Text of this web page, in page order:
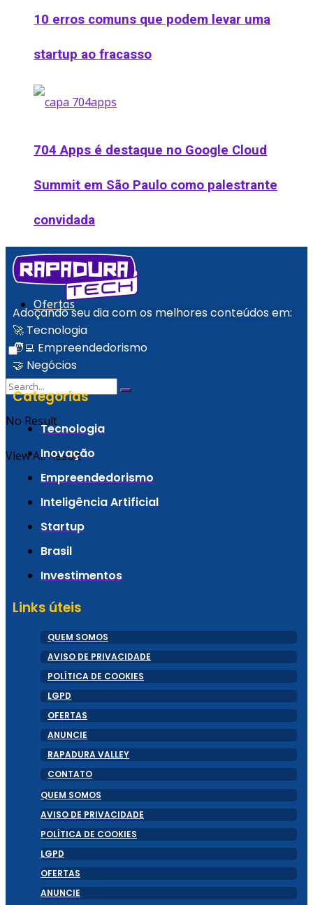
10 erros comuns que podem levar uma
startup ao fracasso
704 Apps é destaque no Google Cloud
Summit em São Paulo como palestrante
convidada
Podcast
Ofertas
No Result
View All Result
Adoçando seu dia com os melhores conteúdos em:
🚀 Tecnologia
🧑‍💻 Empreendedorismo
🤝 Negócios
Categorias
Tecnologia
Inovação
Empreendedorismo
Inteligência Artificial
Startup
Brasil
Investimentos
Links úteis
QUEM SOMOS
AVISO DE PRIVACIDADE
POLÍTICA DE COOKIES
LGPD
OFERTAS
ANUNCIE
RAPADURA VALLEY
CONTATO
QUEM SOMOS
AVISO DE PRIVACIDADE
POLÍTICA DE COOKIES
LGPD
OFERTAS
ANUNCIE